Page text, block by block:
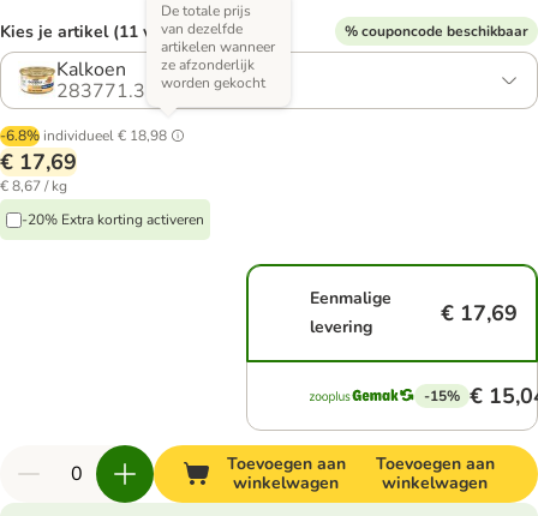
Kies je artikel (11 varianten) % couponcode beschikbaar
Kalkoen
283771.3
-6.8% individueel€ 18,98
De totale prijs
van dezelfde
artikelen wanneer
ze afzonderlijk
worden gekocht
€ 17,69
€ 8,67 / kg
-20% Extra korting activeren
Eenmalige
levering
€ 17,69
-15% €
Toevoegen aan
winkelwagen
Toevoegen aan
winkelwagen